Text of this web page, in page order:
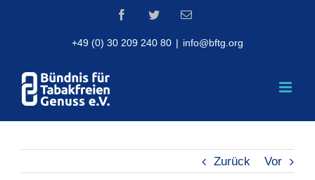
FacebookTwitterEmail
+49 (0) 30 209 240 80 | info@bftg.org
Zurück Vor